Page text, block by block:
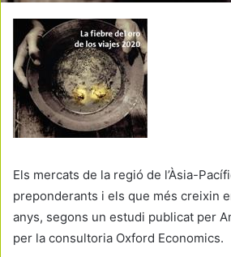
Els mercats de la regió de l’Àsia-
preponderants i els que més creixin
anys, segons un estudi publicat per
per la consultoria Oxford Economics.